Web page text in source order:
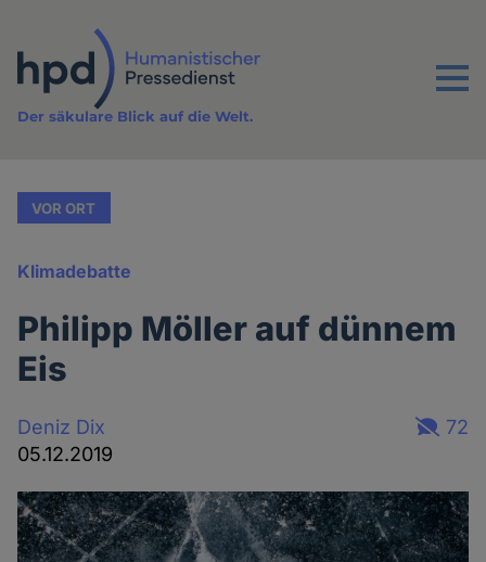
Inhalt
Menu
Der säkulare Blick auf die Welt.
VOR ORT
Klimadebatte
Philipp Möller auf dünnem
Eis
Deniz Dix
05.12.2019
72